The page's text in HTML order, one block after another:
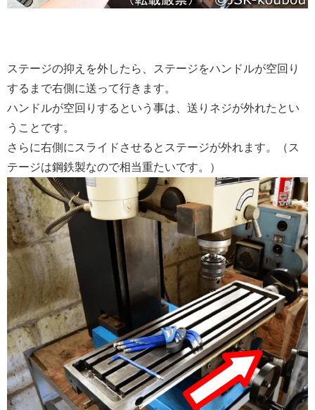
ステージの抑えを外したら、ステージをハンドルが空回り
するまで右側に送って行きます。
ハンドルが空回りするという事は、送りネジが外れたとい
うことです。
さらに右側にスライドさせるとステージが外れます。（ス
テージは鋼鉄製なので相当重たいです。）